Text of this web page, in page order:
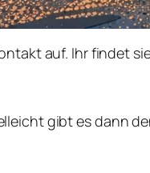
auf. Ihr findet
gibt es dann